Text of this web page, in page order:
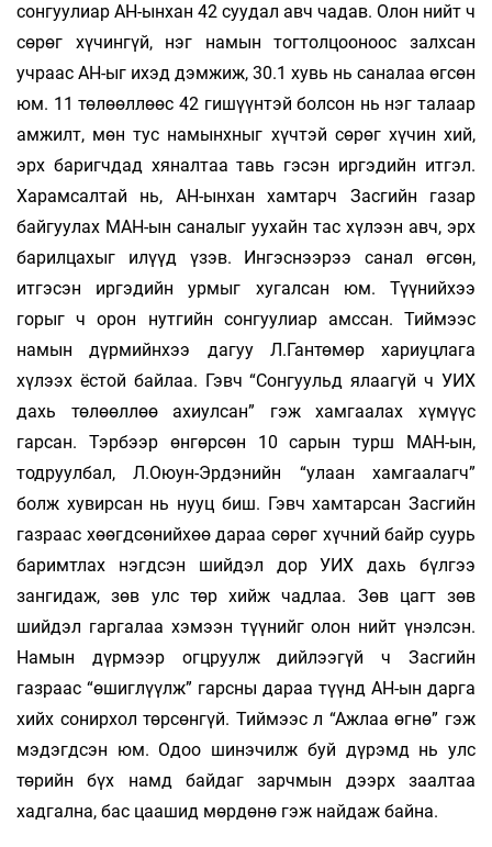
сонгуулиар АН-ынхан 42 суудал авч чадав. Олон нийт ч
сөрөг хүчингүй, нэг намын тогтолцооноос залхсан
учраас АН-ыг ихэд дэмжиж, 30.1 хувь нь саналаа өгсөн
юм. 11 төлөөллөөс 42 гишүүнтэй болсон нь нэг талаар
амжилт, мөн тус намынхныг хүчтэй сөрөг хүчин хий,
эрх баригчдад хяналтаа тавь гэсэн иргэдийн итгэл.
Харамсалтай нь, АН-ынхан хамтарч Засгийн газар
байгуулах МАН-ын саналыг уухайн тас хүлээн авч, эрх
барилцахыг илүүд үзэв. Ингэснээрээ санал өгсөн,
итгэсэн иргэдийн урмыг хугалсан юм. Түүнийхээ
горыг ч орон нутгийн сонгуулиар амссан. Тиймээс
намын дүрмийнхээ дагуу Л.Гантөмөр хариуцлага
хүлээх ёстой байлаа. Гэвч “Сонгуульд ялаагүй ч УИХ
дахь төлөөллөө ахиулсан” гэж хамгаалах хүмүүс
гарсан. Тэрбээр өнгөрсөн 10 сарын турш МАН-ын,
тодруулбал, Л.Оюун-Эрдэнийн “улаан хамгаалагч”
болж хувирсан нь нууц биш. Гэвч хамтарсан Засгийн
газраас хөөгдсөнийхөө дараа сөрөг хүчний байр суурь
баримтлах нэгдсэн шийдэл дор УИХ дахь бүлгээ
зангидаж, зөв улс төр хийж чадлаа. Зөв цагт зөв
шийдэл гаргалаа хэмээн түүнийг олон нийт үнэлсэн.
Намын дүрмээр огцруулж дийлээгүй ч Засгийн
газраас “өшиглүүлж” гарсны дараа түүнд АН-ын дарга
хийх сонирхол төрсөнгүй. Тиймээс л “Ажлаа өгнө” гэж
мэдэгдсэн юм. Одоо шинэчилж буй дүрэмд нь улс
төрийн бүх намд байдаг зарчмын дээрх заалтаа
хадгална, бас цаашид мөрдөнө гэж найдаж байна.